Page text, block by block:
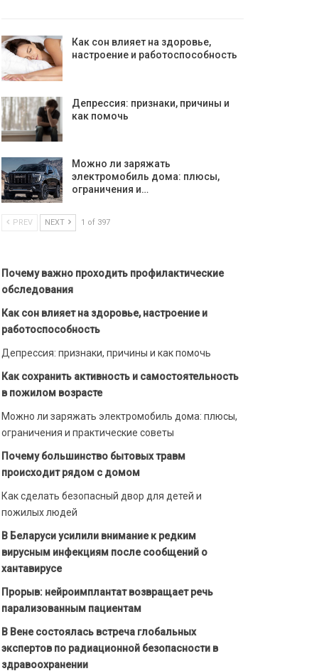
Как сон влияет на здоровье,
настроение и работоспособность
Депрессия: признаки, причины и
как помочь
Можно ли заряжать
электромобиль дома: плюсы,
ограничения и…
PREV NEXT 1 of 397
Почему важно проходить профилактические
обследования
Как сон влияет на здоровье, настроение и
работоспособность
Депрессия: признаки, причины и как помочь
Как сохранить активность и самостоятельность
в пожилом возрасте
Можно ли заряжать электромобиль дома: плюсы,
ограничения и практические советы
Почему большинство бытовых травм
происходит рядом с домом
Как сделать безопасный двор для детей и
пожилых людей
В Беларуси усилили внимание к редким
вирусным инфекциям после сообщений о
хантавирусе
Прорыв: нейроимплантат возвращает речь
парализованным пациентам
В Вене состоялась встреча глобальных
экспертов по радиационной безопасности в
здравоохранении